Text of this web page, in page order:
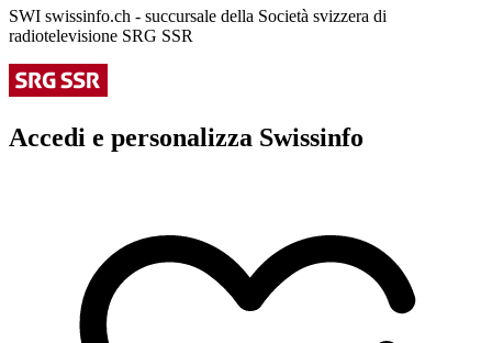
SWI swissinfo.ch - succursale della Società svizzera di
radiotelevisione SRG SSR
Accedi e personalizza Swissinfo